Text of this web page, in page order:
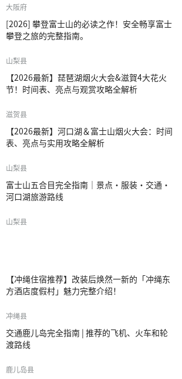
大阪府
[2026] 攀登富士山的必读之作！安全畅享富士
攀登之旅的完整指南。
山梨县
【2026最新】琵琶湖烟火大会&滋賀4大花火
节！时间表、亮点与观赏攻略全解析
滋贺县
【2026最新】河口湖＆富士山烟火大会：时间
表、亮点与实用攻略全解析
山梨县
富士山五合目完全指南｜景点·服装·交通·
河口湖旅游路线
山梨县
【冲绳住宿推荐】改装后焕然一新的「冲绳东
方酒店度假村」魅力完整介绍！
冲绳县
交通鹿儿岛完全指南 | 推荐的飞机、火车和轮
渡路线
鹿儿岛县